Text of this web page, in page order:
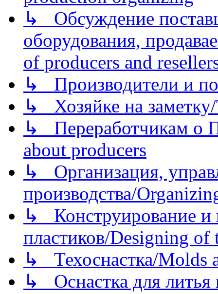
↳ Обсуждение
оборудования,
of producers and
↳ Производители и
↳ Хозяйке на
↳ Переработчикам о
about producers
↳ Организация,
производства/
↳ Конструирование и
пластиков/Designing of
↳ Техоснастка/Molds
↳ Оснастка для литья